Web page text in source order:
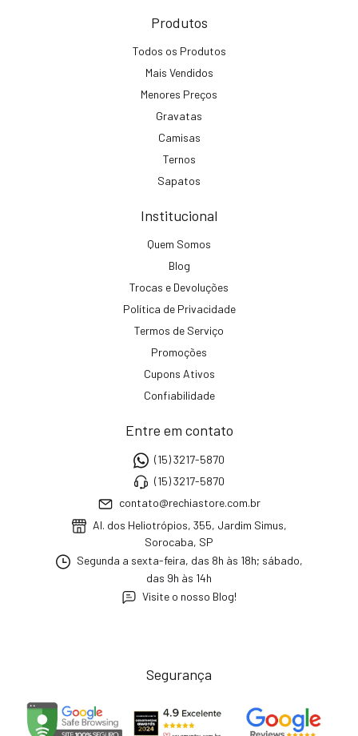
Produtos
Todos os Produtos
Mais Vendidos
Menores Preços
Gravatas
Camisas
Ternos
Sapatos
Institucional
Quem Somos
Blog
Trocas e Devoluções
Política de Privacidade
Termos de Serviço
Promoções
Cupons Ativos
Confiabilidade
Entre em contato
(15) 3217-5870
(15) 3217-5870
contato@rechiastore.com.br
Al. dos Heliotrópios, 355, Jardim Simus,
Sorocaba, SP
Segunda a sexta-feira, das 8h às 18h; sábado,
das 9h às 14h
Visite o nosso Blog!
Segurança